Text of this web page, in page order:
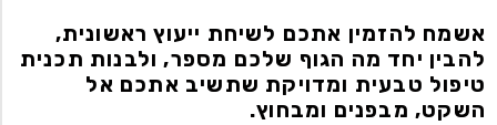
אשמח להזמין אתכם לשיחת ייעוץ ראשונית,
להבין יחד מה הגוף שלכם מספר, ולבנות תכנית
טיפול טבעית ומדויקת שתשיב אתכם אל
השקט, מבפנים ומבחוץ.